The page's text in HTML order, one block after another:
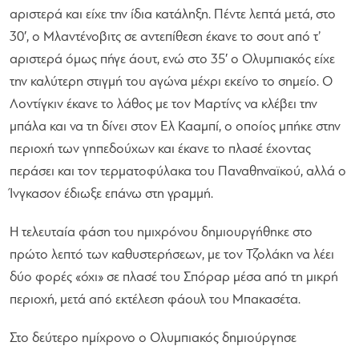
αριστερά και είχε την ίδια κατάληξη. Πέντε λεπτά μετά, στο
30′, ο Μλαντένοβιτς σε αντεπίθεση έκανε το σουτ από τ’
αριστερά όμως πήγε άουτ, ενώ στο 35′ ο Ολυμπιακός είχε
την καλύτερη στιγμή του αγώνα μέχρι εκείνο το σημείο. Ο
Λοντίγκιν έκανε το λάθος με τον Μαρτίνς να κλέβει την
μπάλα και να τη δίνει στον Ελ Κααμπί, ο οποίος μπήκε στην
περιοχή των γηπεδούχων και έκανε το πλασέ έχοντας
περάσει και τον τερματοφύλακα του Παναθηναϊκού, αλλά ο
Ίνγκασον έδιωξε επάνω στη γραμμή.
Η τελευταία φάση του ημιχρόνου δημιουργήθηκε στο
πρώτο λεπτό των καθυστερήσεων, με τον Τζολάκη να λέει
δύο φορές «όχι» σε πλασέ του Σπόραρ μέσα από τη μικρή
περιοχή, μετά από εκτέλεση φάουλ του Μπακασέτα.
Στο δεύτερο ημίχρονο ο Ολυμπιακός δημιούργησε